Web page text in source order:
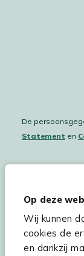
Op deze
Wij kunnen
cookies de
en dankzij
De
Statement en
Hulp & service
Assortiment
Kees Smit